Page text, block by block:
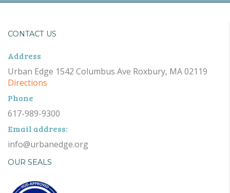
CONTACT US
Address
Urban Edge 1542 Columbus Ave Roxbury, MA 02119
Directions
Phone
617-989-9300
Email address:
info@urbanedge.org
OUR SEALS